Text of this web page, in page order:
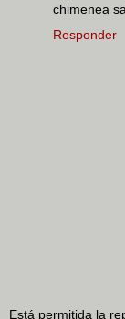
chimenea
Responder
Está permitida la